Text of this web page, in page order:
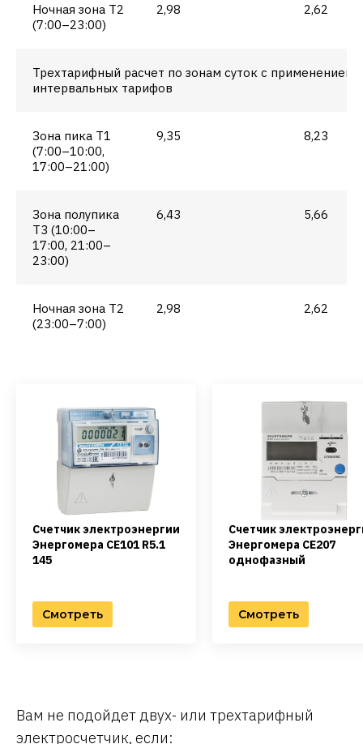
Ночная зона Т2
(7:00–23:00)
2,98 2,62
Трехтарифный расчет по зонам суток с применением
интервальных тарифов
Зона пика Т1
(7:00–10:00,
17:00–21:00)
9,35 8,23
Зона полупика
Т3 (10:00–
17:00, 21:00–
23:00)
6,43 5,66
Ночная зона Т2
(23:00–7:00)
2,98 2,62
Счетчик электроэнергии
Энергомера CE101 R5.1
145
Смотреть
Счетчик
Энергомера CE207
однофазный
Смотреть
Вам не подойдет двух- или трехтарифный
электросчетчик, если: